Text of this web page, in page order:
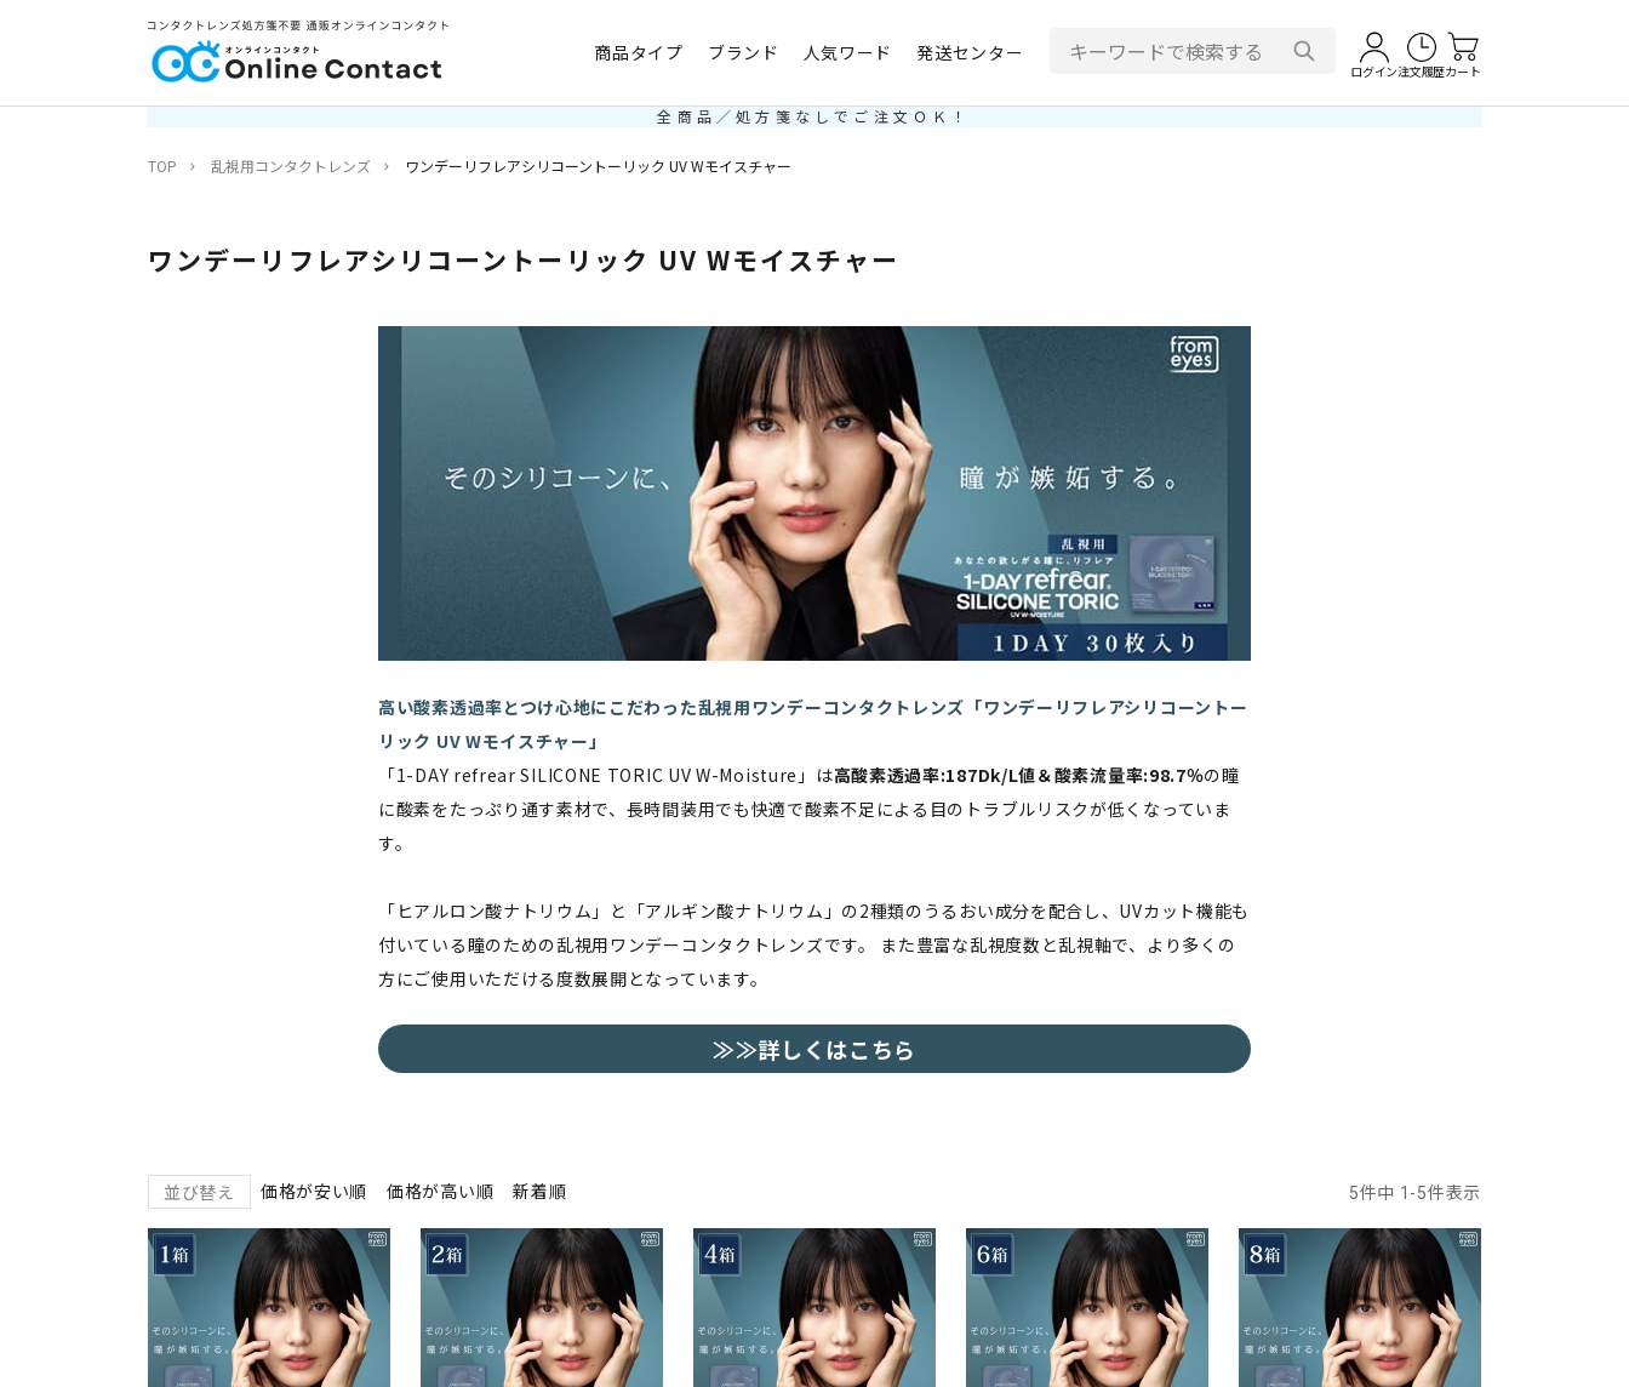
商品タイプ ブランド 人気ワード 発送センター
ログイン注文履歴カート
全商品／処方箋なしでご注文ＯＫ！
TOP 乱視用コンタクトレンズ ワンデーリフレアシリコーントーリック UV Wモイスチャー
ワンデーリフレアシリコーントーリック UV Wモイスチャー
高い酸素透過率とつけ心地にこだわった乱視用ワンデーコンタクトレンズ「ワンデーリフレアシリコーントー
リック UV Wモイスチャー」
「1-DAY refrear SILICONE TORIC UV W-Moisture」は高酸素透過率:187Dk/L値＆酸素流量率:98.7％の瞳
に酸素をたっぷり通す素材で、長時間装用でも快適で酸素不足による目のトラブルリスクが低くなっていま
す。
「ヒアルロン酸ナトリウム」と「アルギン酸ナトリウム」の2種類のうるおい成分を配合し、UVカット機能も
付いている瞳のための乱視用ワンデーコンタクトレンズです。 また豊富な乱視度数と乱視軸で、より多くの
方にご使用いただける度数展開となっています。
≫≫詳しくはこちら
並び替え 価格が安い順 価格が高い順 新着順 5件中 1 -5件表示